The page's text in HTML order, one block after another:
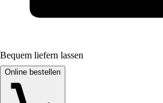
Bequem liefern lassen
Online bestellen